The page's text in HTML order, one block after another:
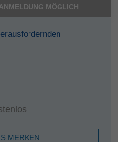
ANMELDUNG MÖGLICH
MERKEN